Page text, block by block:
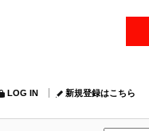
LOG IN 新規登録はこちら